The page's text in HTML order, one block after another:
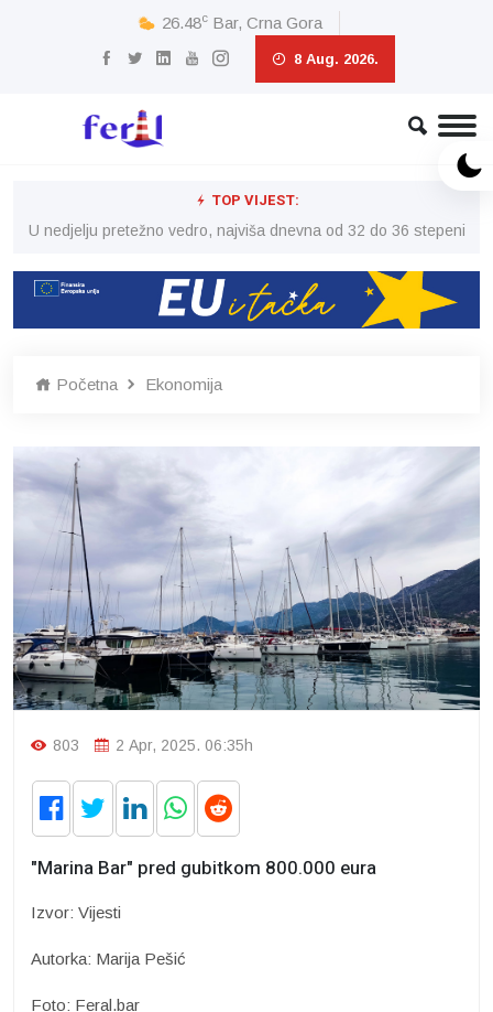
26.48c Bar, Crna Gora
8 Aug. 2026.
TOP VIJEST:
U nedjelju pretežno vedro, najviša dnevna od 32 do 36 stepeni
Početna Ekonomija
803 2 Apr, 2025. 06:35h
"Marina Bar" pred gubitkom 800.000 eura
Izvor: Vijesti
Autorka: Marija Pešić
Foto: Feral.bar